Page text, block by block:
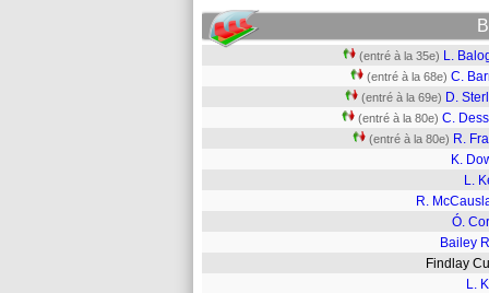
(entré à la 35e) L.
(entré à la 68e) C.
(entré à la 69e) D.
(entré à la 80e) C.
(entré à la 80e) R.
K.
L.
R.
Ó.
Bailey
Findlay
L.